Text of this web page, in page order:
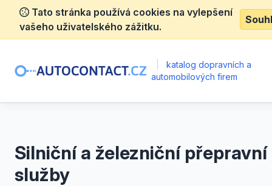
Tato stránka používá cookies na vylepšení
vašeho uživatelského zážitku.
katalog dopravních a
automobilových firem
Silniční a železniční přepravní
služby